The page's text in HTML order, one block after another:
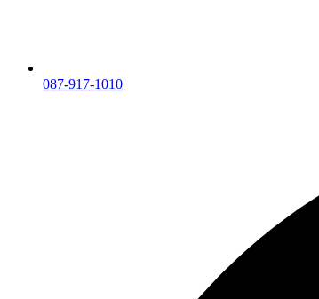
087-917-1010